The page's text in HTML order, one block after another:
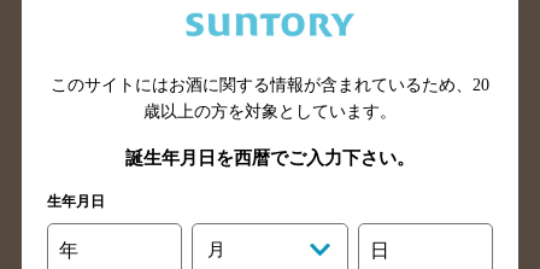
滋賀県のバー検索
和歌山県のバー検索
山口県のバー検索
鳥取県のバー検索
島根県のバー検索
徳島県のバー検索
高知県のバー検索
福岡県のバー検索
長崎県のバー検索
佐賀県のバー検索
このサイトにはお酒に関する情報が含まれているため、 20
歳以上の方を対象としています。
誕生年月日を西暦でご入力下さい。
生年月日
年 月 日